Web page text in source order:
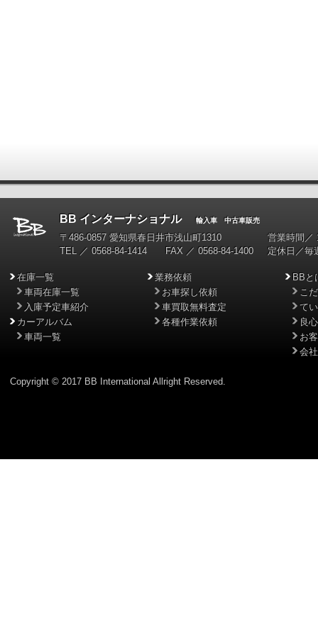
BB インターナショナル輸入車 中古車販売
〒486-0857 愛知県春日井市浅山町1310
TEL ／ 0568-84-1414 FAX ／ 0568-84-1400
営業時間／
定休日／毎
在庫一覧
車両在庫一覧
入庫予定車紹介
カーアルバム
車両一覧
業務依頼
お車探し依頼
車買取無料査定
各種作業依頼
BBと
こ
て
良
お
会
Copyright © 2017 BB International Allright Reserved.